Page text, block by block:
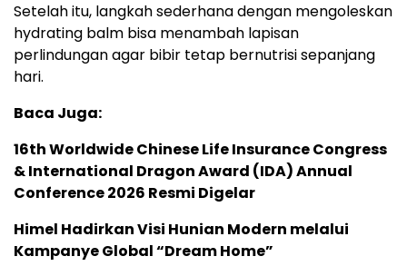
Setelah itu, langkah sederhana dengan mengoleskan
hydrating balm bisa menambah lapisan
perlindungan agar bibir tetap bernutrisi sepanjang
hari.
Baca Juga:
16th Worldwide Chinese Life Insurance Congress
& International Dragon Award (IDA) Annual
Conference 2026 Resmi Digelar
Himel Hadirkan Visi Hunian Modern melalui
Kampanye Global “Dream Home”